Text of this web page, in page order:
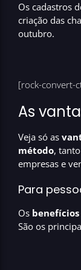
Os cadastros
criação das
outubro.
[rock-convert-
As
Veja só as
método,
empresas e
Para
Os benefícios
São os